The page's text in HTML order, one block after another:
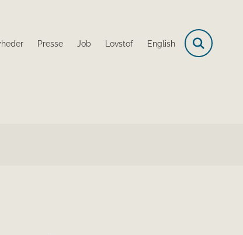
Presse Job Lovstof English